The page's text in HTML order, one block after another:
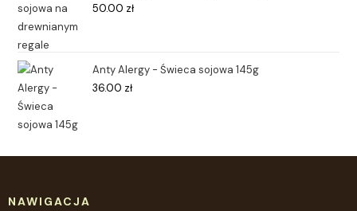
50.00 zł
Anty Alergy - Świeca sojowa 145g
36.00 zł
NAWIGACJA